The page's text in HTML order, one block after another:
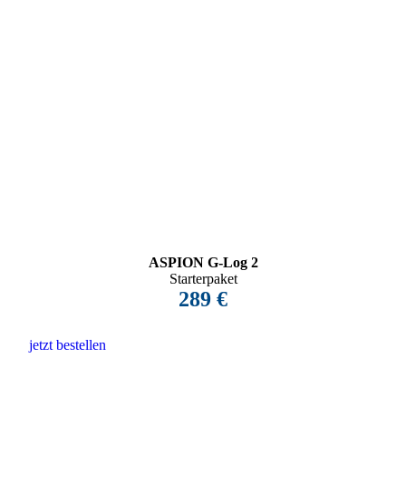
ASPION G-Log 2
Starterpaket
289 €
jetzt bestellen